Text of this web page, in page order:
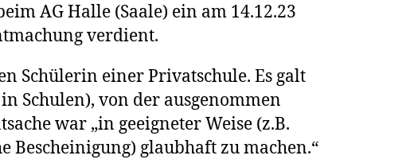
Testpflicht
(2021)
Sachsen-
Anhalt
AG
Halle
AG Halle (Saale) ein am 14.12.23
verdient.
Schülerin einer Privatschule. Es galt
Schulen), von der ausgenommen
war „in geeigneter Weise (z.B.
glaubhaft zu machen.“